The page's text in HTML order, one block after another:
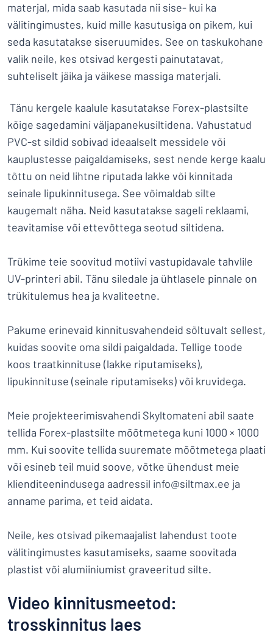
materjal, mida saab kasutada nii sise- kui ka
välitingimustes, kuid mille kasutusiga on pikem, kui
seda kasutatakse siseruumides. See on taskukohane
valik neile, kes otsivad kergesti painutatavat,
suhteliselt jäika ja väikese massiga materjali.
Tänu kergele kaalule kasutatakse Forex-plastsilte
kõige sagedamini väljapanekusiltidena. Vahustatud
PVC-st sildid sobivad ideaalselt messidele või
kauplustesse paigaldamiseks, sest nende kerge kaalu
tõttu on neid lihtne riputada lakke või kinnitada
seinale lipukinnitusega. See võimaldab silte
kaugemalt näha. Neid kasutatakse sageli reklaami,
teavitamise või ettevõttega seotud siltidena.
Trükime teie soovitud motiivi vastupidavale tahvlile
UV-printeri abil. Tänu siledale ja ühtlasele pinnale on
trükitulemus hea ja kvaliteetne.
Pakume erinevaid kinnitusvahendeid sõltuvalt sellest,
kuidas soovite oma sildi paigaldada. Tellige toode
koos traatkinnituse (lakke riputamiseks),
lipukinnituse (seinale riputamiseks) või kruvidega.
Meie projekteerimisvahendi Skyltomateni abil saate
tellida Forex-plastsilte mõõtmetega kuni 1000 × 1000
mm. Kui soovite tellida suuremate mõõtmetega plaati
või esineb teil muid soove, võtke ühendust meie
klienditeenindusega aadressil info@siltmax.ee ja
anname parima, et teid aidata.
Neile, kes otsivad pikemaajalist lahendust toote
välitingimustes kasutamiseks, saame soovitada
plastist või alumiiniumist graveeritud silte.
Video kinnitusmeetod:
trosskinnitus laes